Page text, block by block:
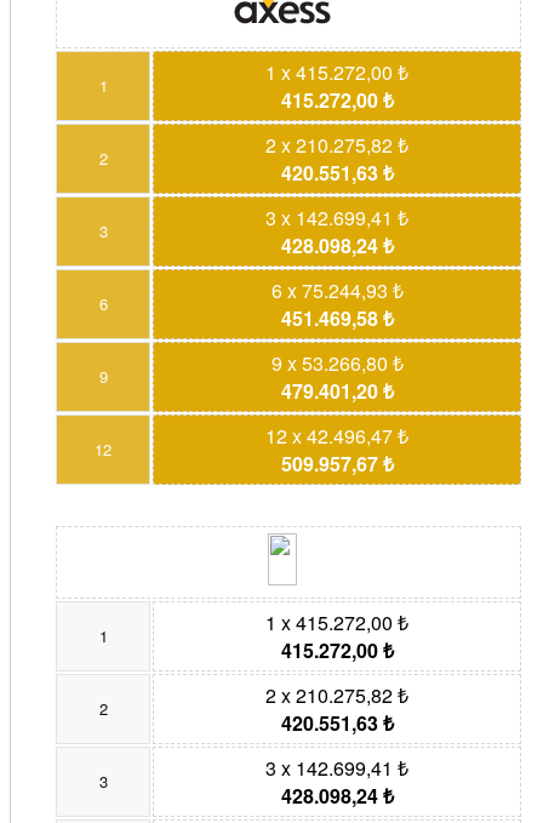
1
1 x 415.272,00 ₺
415.272,00 ₺
2
2 x 210.275,82 ₺
420.551,63 ₺
3
3 x 142.699,41 ₺
428.098,24 ₺
6
6 x 75.244,93 ₺
451.469,58 ₺
9
9 x 53.266,80 ₺
479.401,20 ₺
12
12 x 42.496,47 ₺
509.957,67 ₺
1
1 x 415.272,00 ₺
415.272,00 ₺
2
2 x 210.275,82 ₺
420.551,63 ₺
3
3 x 142.699,41 ₺
428.098,24 ₺